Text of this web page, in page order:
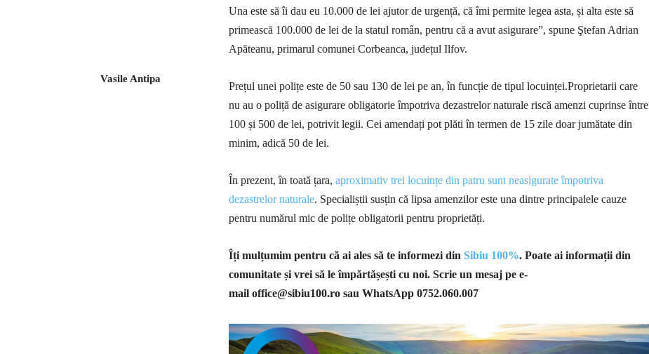
Vasile Antipa
Una este să îi dau eu 10.000 de lei ajutor de urgență, că îmi permite legea asta, și alta este să
primească 100.000 de lei de la statul român, pentru că a avut asigurare”, spune Ştefan Adrian
Apăteanu, primarul comunei Corbeanca, județul Ilfov.
Prețul unei polițe este de 50 sau 130 de lei pe an, în funcție de tipul locuinței.Proprietarii care
nu au o poliță de asigurare obligatorie împotriva dezastrelor naturale riscă amenzi cuprinse între
100 și 500 de lei, potrivit legii. Cei amendați pot plăti în termen de 15 zile doar jumătate din
minim, adică 50 de lei.
În prezent, în toată țara, aproximativ trei locuințe din patru sunt neasigurate împotriva
dezastrelor naturale. Specialiștii susțin că lipsa amenzilor este una dintre principalele cauze
pentru numărul mic de polițe obligatorii pentru proprietăți.
Îți mulțumim pentru că ai ales să te informezi din Sibiu 100%. Poate ai informații din
comunitate și vrei să le împărtășești cu noi. Scrie un mesaj pe e-
mail office@sibiu100.ro sau WhatsApp 0752.060.007